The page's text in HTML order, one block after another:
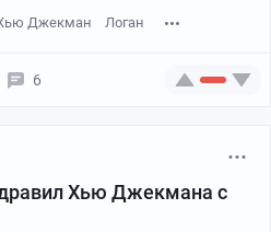
Джекман Логан
6
Хью Джекмана с